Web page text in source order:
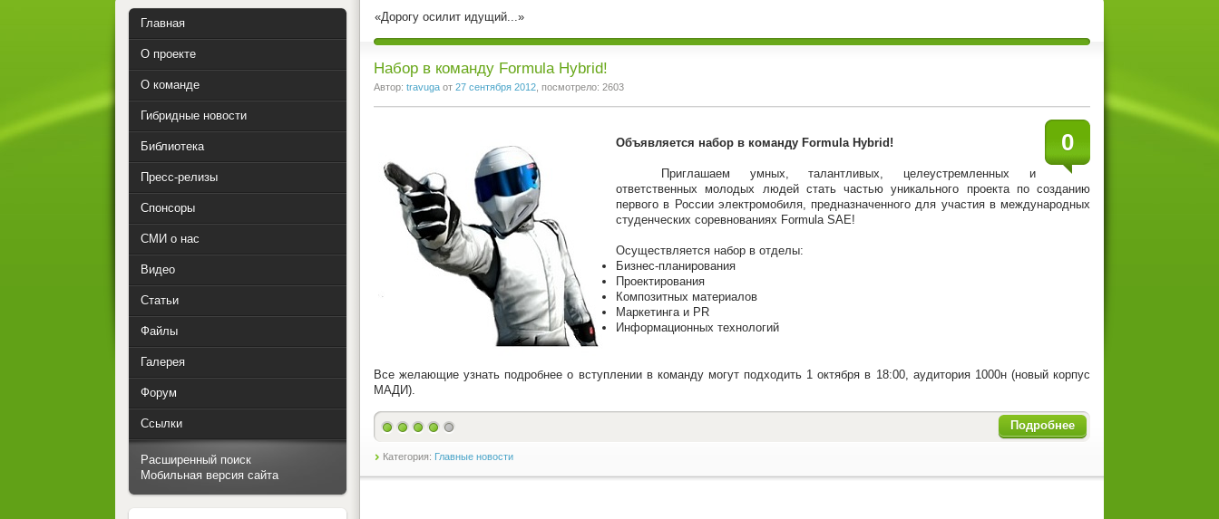
«Дорогу осилит идущий...»
Набор в команду Formula Hybrid!
Автор: travuga от 27 сентября 2012 , посмотрело: 2603
0
Объявляется набор в команду Formula Hybrid!
Приглашаем умных, талантливых, целеустремленных и
ответственных молодых людей стать частью уникального проекта по созданию
первого в России электромобиля, предназначенного для участия в международных
студенческих соревнованиях Formula SAE!
Осуществляется набор в отделы:
Бизнес-планирования
Проектирования
Композитных материалов
Маркетинга и PR
Информационных технологий
Все желающие узнать подробнее о вступлении в команду могут подходить 1 октября в 18:00, аудитория 1000н (новый корпус
МАДИ).
Подробнее
Категория: Главные новости
Главная
О проекте
О команде
Гибридные новости
Библиотека
Пресс-релизы
Спонсоры
СМИ о нас
Видео
Статьи
Файлы
Галерея
Форум
Ссылки
Расширенный поиск
Мобильная версия сайта